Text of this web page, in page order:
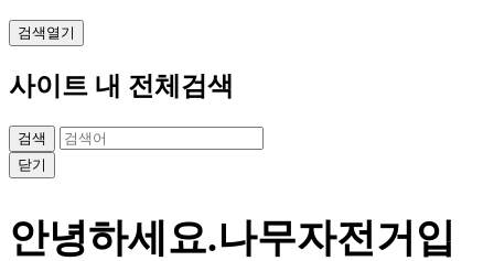
검색열기
사이트 내 전체검색
검색
닫기
안녕하세요.나무자전거입